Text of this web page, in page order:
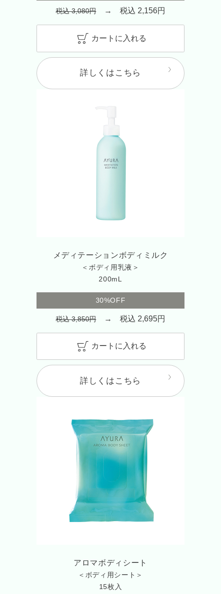
税込 3,080円 → 税込 2,156円
カートに入れる
詳しくはこちら
メディテーションボディミルク
＜ボディ用乳液＞
200mL
30%OFF
税込 3,850円 → 税込 2,695円
カートに入れる
詳しくはこちら
アロマボディシート
＜ボディ用シート＞
15枚入